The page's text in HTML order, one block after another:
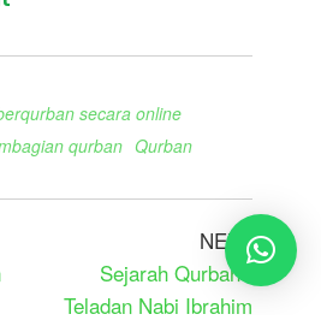
secara online
qurban Qurban
NEXT
Sejarah Qurban :
Teladan Nabi Ibrahim